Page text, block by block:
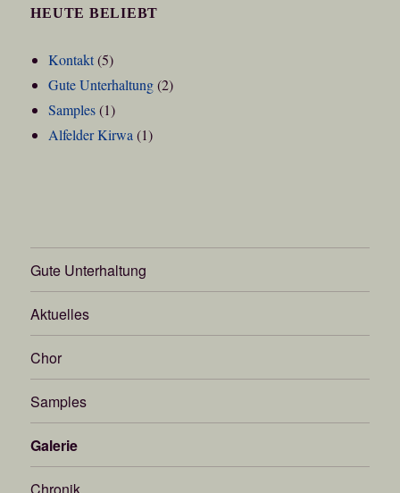
HEUTE BELIEBT
Kontakt (5)
Gute Unterhaltung (2)
Samples (1)
Alfelder Kirwa (1)
Gute Unterhaltung
Aktuelles
Chor
Samples
Galerie